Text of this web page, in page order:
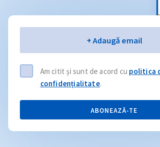
+ Adaugă email
Am citit și sunt de acord cu politica
confidențialitate.
ABONEAZĂ-TE